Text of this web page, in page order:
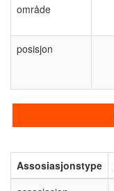
område
posisjon
Assosiasjonstype